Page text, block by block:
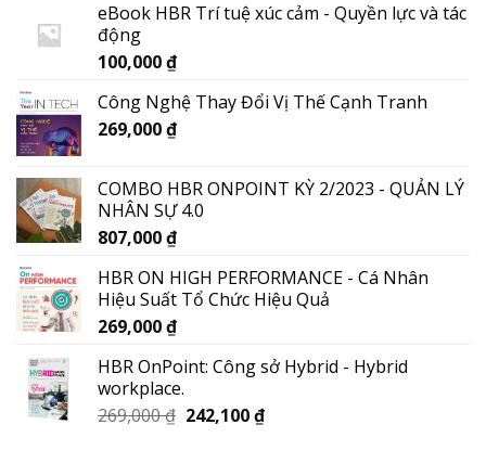
eBook HBR Trí tuệ xúc cảm - Quyền lực và tác
động
100,000₫
Công Nghệ Thay Đổi Vị Thế Cạnh Tranh
269,000₫
COMBO HBR ONPOINT KỲ 2/2023 - QUẢN LÝ
NHÂN SỰ 4.0
807,000₫
HBR ON HIGH PERFORMANCE - Cá Nhân
Hiệu Suất Tổ Chức Hiệu Quả
269,000₫
HBR OnPoint: Công sở Hybrid - Hybrid
workplace.
269,000₫ 242,100₫